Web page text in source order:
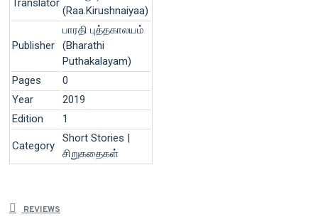
Translator
(Raa.Kirushnaiyaa)
Publisher
பாரதி புத்தகாலயம்
(Bharathi
Puthakalayam)
Pages
0
Year
2019
Edition
1
Category
Short Stories |
சிறுகதைகள்
REVIEWS